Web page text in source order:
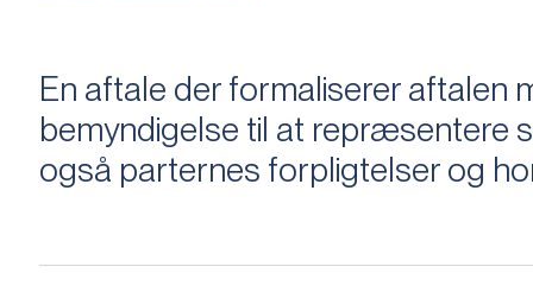
En aftale der formaliserer
bemyndigelse til at repræsentere
også parternes forpligtelser og